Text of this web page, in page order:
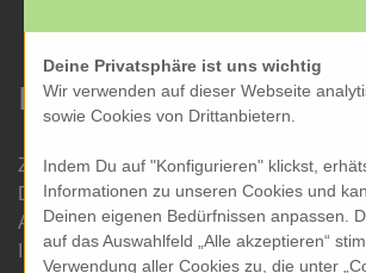
Informationen
Zahlung und Versand
Datenschutz
AGB
Impressum
Deine Privatsphäre ist uns wichtig
Wir verwenden auf dieser Webseite
sowie Cookies von Drittanbietern.
Indem Du auf "Konfigurieren" klickst,
Informationen zu unseren Cookies und
Deinen eigenen Bedürfnissen anpassen.
auf das Auswahlfeld „Alle akzeptieren“
Verwendung aller Cookies zu, die unter